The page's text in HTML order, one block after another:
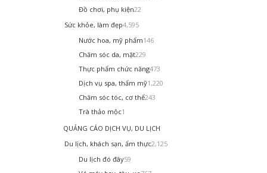
Đồ chơi, phụ kiện22
Sức khỏe, làm đẹp4,595
Nước hoa, mỹ phẩm146
Chăm sóc da, mặt229
Thực phẩm chức năng473
Dịch vụ spa, thẩm mỹ1,220
Chăm sóc tóc, cơ thể243
Trà thảo mộc1
QUẢNG CÁO DỊCH VỤ, DU LỊCH
Du lịch, khách sạn, ẩm thực2,125
Du lịch đó đây59